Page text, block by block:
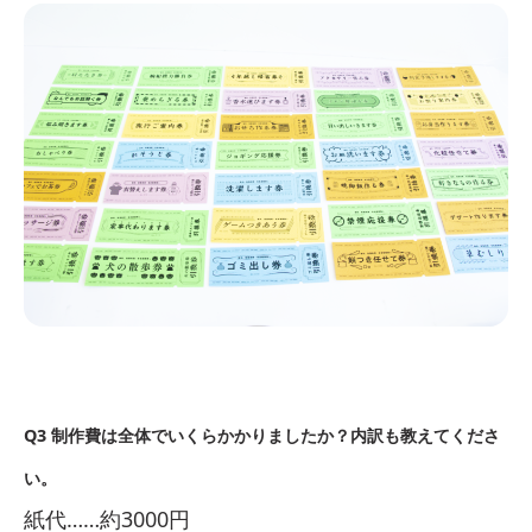
Q3 制作費は全体でいくらかかりましたか？内訳も教えてくださ
い。
紙代……約3000円